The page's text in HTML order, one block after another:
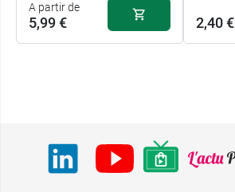
A partir de
5,99 € 2,40 €